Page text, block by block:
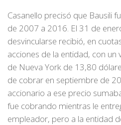
Casanello precisó que Bausili
de 2007 a 2016. El 31 de
desvincularse recibió, en
acciones de la entidad, con un
de Nueva York de 13,80
de cobrar en septiembre de
accionario a ese precio
fue cobrando mientras le
empleador, pero a la entidad